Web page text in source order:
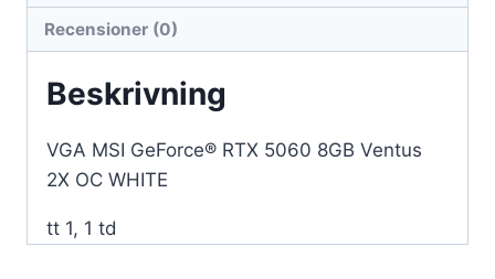
mängd
Recensioner (0)
Beskrivning
VGA MSI GeForce® RTX 5060 8GB Ventus
2X OC WHITE
tt 1, 1 td